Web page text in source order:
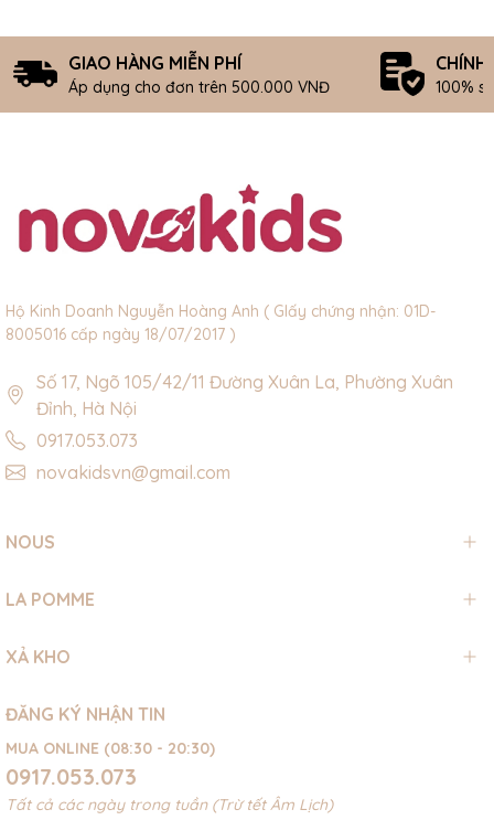
GIAO HÀNG MIỄN PHÍ
Áp dụng cho đơn trên 500.000 VNĐ
CHÍNH
100%
Hộ Kinh Doanh Nguyễn Hoàng Anh ( GIấy chứng nhận: 01D-
8005016 cấp ngày 18/07/2017 )
Số 17, Ngõ 105/42/11 Đường Xuân La, Phường Xuân
Đỉnh, Hà Nội
0917.053.073
novakidsvn@gmail.com
NOUS
LA POMME
XẢ KHO
ĐĂNG KÝ NHẬN TIN
MUA ONLINE (08:30 - 20:30)
0917.053.073
Tất cả các ngày trong tuần (Trừ tết Âm Lịch)